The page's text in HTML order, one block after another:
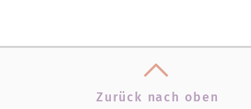
Zurück nach oben